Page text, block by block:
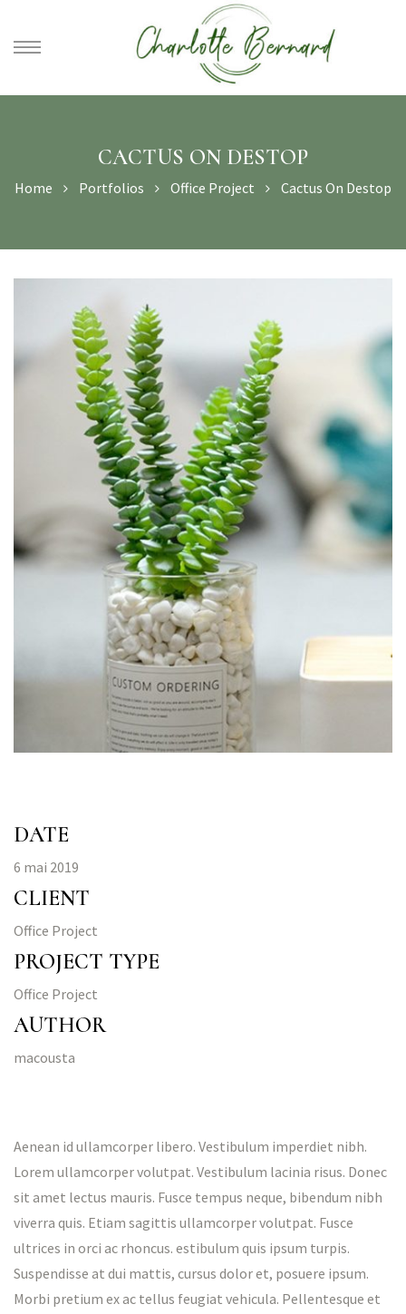
CACTUS ON DESTOP
Home Portfolios Office Project Cactus On Destop
DATE
6 mai 2019
CLIENT
Office Project
PROJECT TYPE
Office Project
AUTHOR
macousta
Aenean id ullamcorper libero. Vestibulum imperdiet nibh.
Lorem ullamcorper volutpat. Vestibulum lacinia risus. Donec
sit amet lectus mauris. Fusce tempus neque, bibendum nibh
viverra quis. Etiam sagittis ullamcorper volutpat. Fusce
ultrices in orci ac rhoncus. estibulum quis ipsum turpis.
Suspendisse at dui mattis, cursus dolor et, posuere ipsum.
Morbi pretium ex ac tellus feugiat vehicula. Pellentesque et